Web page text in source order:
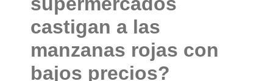
castigan a las
manzanas rojas con
bajos precios?